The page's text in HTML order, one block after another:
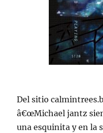
Del sitio
â€œMichael jantz
una esquinita y en la